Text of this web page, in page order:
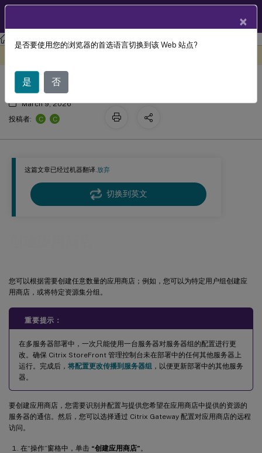
StoreFront StoreFront 2203
这篇文章已经过机器翻译.放弃
切换到英文
您可以根据需要创建任意数量的应用商店；例如，您可以为特定用户组创建应
用商店，或将特定资源集分组。
重要提示：
在多服务器部署中，一次只能使用一台服务器对服务器组的配置进行更
改。确保 Citrix StoreFront 管理控制台未在部署中的任何其他服务器上
运行。完成后， 将配置更改传播到服务器组 ，以便更新部署中的其他服务
器。
要创建应用商店，您需要识别并配置与提供您希望在应用商店中提供的资源的
服务器的通信。然后，您可以选择通过 Citrix Gateway 配置对应用商店的远程
访问。
在“操作”窗格中，单击 “创建应用商店” 。
创建应用商店
March 9, 2026
投稿者:
C C
×
是否要使用您的浏览器的首选语言切换到该 Web 站点?
是 否